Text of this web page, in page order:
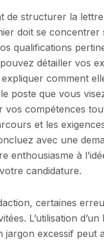
de structurer la
doit se
qualifications
détailler vos
comment
poste que vous
vos compétences
et les
avec une
enthousiasme à
candidature.
certaines
L’utilisation
jargon excessif peut